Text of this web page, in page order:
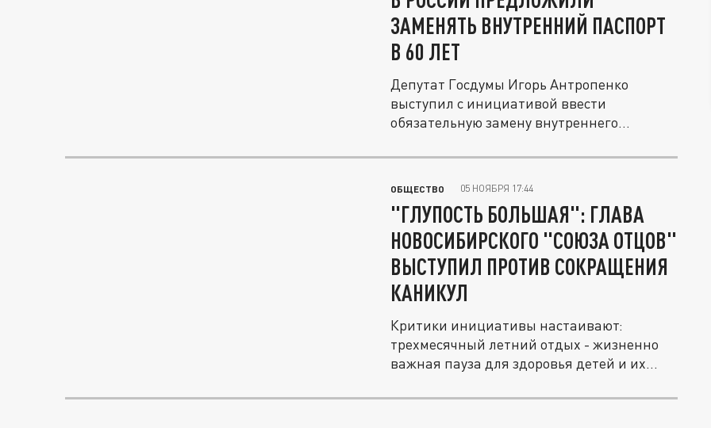
ЗАМЕНЯТЬ ВНУТРЕННИЙ ПАСПОРТ
В 60 ЛЕТ
Депутат Госдумы Игорь Антропенко
выступил с инициативой ввести
обязательную замену внутреннего
ОБЩЕСТВО 05 НОЯБРЯ 17:44
"ГЛУПОСТЬ БОЛЬШАЯ": ГЛАВА
НОВОСИБИРСКОГО "СОЮЗА ОТЦОВ"
ВЫСТУПИЛ ПРОТИВ СОКРАЩЕНИЯ
КАНИКУЛ
Критики инициативы настаивают:
трехмесячный летний отдых - жизненно
важная пауза для здоровья детей и их...